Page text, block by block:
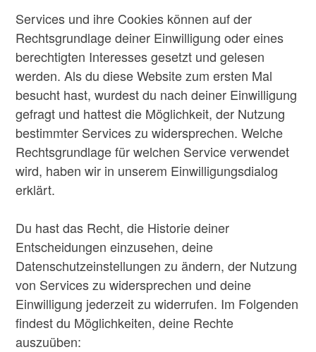
Services und ihre Cookies können auf der
Rechtsgrundlage deiner Einwilligung oder eines
berechtigten Interesses gesetzt und gelesen
werden. Als du diese Website zum ersten Mal
besucht hast, wurdest du nach deiner Einwilligung
gefragt und hattest die Möglichkeit, der Nutzung
bestimmter Services zu widersprechen. Welche
Rechtsgrundlage für welchen Service verwendet
wird, haben wir in unserem Einwilligungsdialog
erklärt.
Du hast das Recht, die Historie deiner
Entscheidungen einzusehen, deine
Datenschutzeinstellungen zu ändern, der Nutzung
von Services zu widersprechen und deine
Einwilligung jederzeit zu widerrufen. Im Folgenden
findest du Möglichkeiten, deine Rechte
auszuüben: